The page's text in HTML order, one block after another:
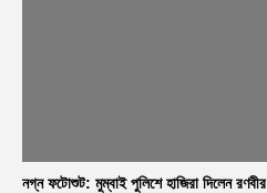
নগ্ন ফটোশুট: মুম্বাই পুলিশে হাজিরা দিলেন রণবীর